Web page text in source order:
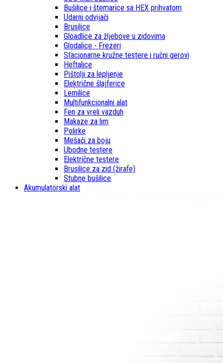
Bušilice i štemarice sa HEX prihvatom
Udarni odvijači
Brusilice
Gloadlice za žljebove u zidovima
Glodalice - Frezeri
Stacionarne kružne testere i ručni gerovi
Heftalice
Pištolji za lepljenje
Električne šlajferice
Lemilice
Multifunkcionalni alat
Fen za vreli vazduh
Makaze za lim
Polirke
Mešači za boju
Ubodne testere
Električne testere
Brusilice za zid (žirafe)
Stubne bušilice
Akumulatorski alat